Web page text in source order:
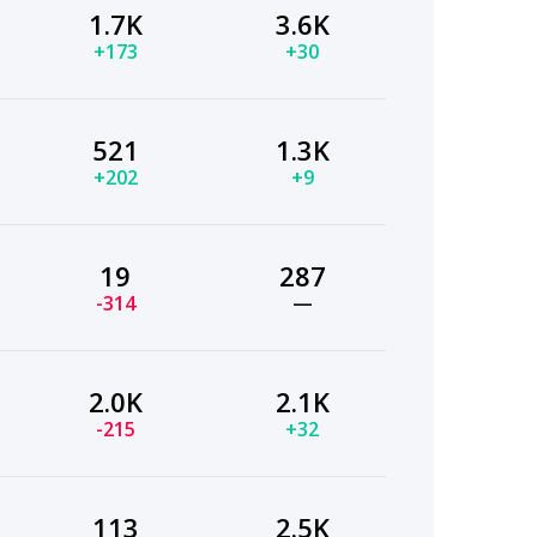
1.7K
+173
3.6K
+30
521
+202
1.3K
+9
19
-314
287
—
2.0K
-215
2.1K
+32
113 2.5K